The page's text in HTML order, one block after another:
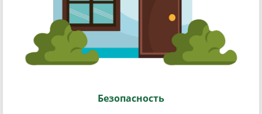
Безопасность